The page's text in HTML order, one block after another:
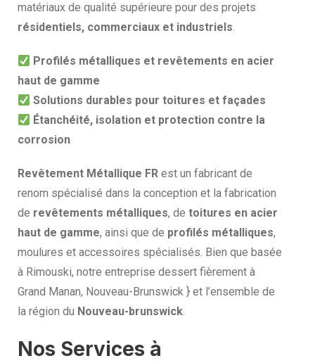
matériaux de qualité supérieure pour des projets
résidentiels, commerciaux et industriels.
Profilés métalliques et revêtements en acier
haut de gamme
Solutions durables pour toitures et façades
Étanchéité, isolation et protection contre la
corrosion
Revêtement Métallique FR est un fabricant de
renom spécialisé dans la conception et la fabrication
de revêtements métalliques, de toitures en acier
haut de gamme, ainsi que de profilés métalliques,
moulures et accessoires spécialisés. Bien que basée
à Rimouski, notre entreprise dessert fièrement à
Grand Manan, Nouveau-Brunswick } et l’ensemble de
la région du Nouveau-brunswick.
Nos Services à